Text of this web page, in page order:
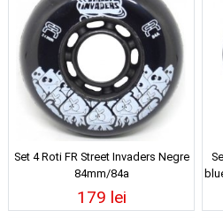
Set 4 Roti FR Street Invaders Negre
84mm/84a
179 lei